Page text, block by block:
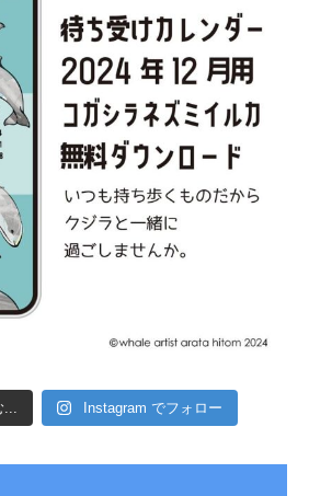
... Instagram でフォロー